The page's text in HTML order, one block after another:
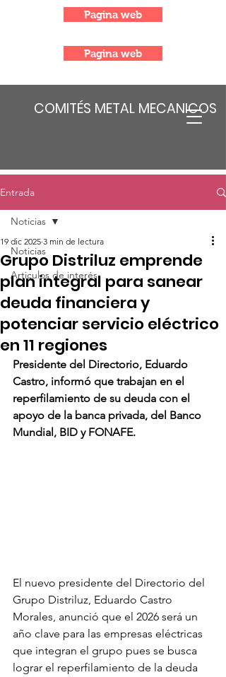
COMITÉS METAL MECANICOS
Pagina web
Pagina web
Entrada
Noticias
Articulos de interés
Noticias
Grupo Distriluz emprende
plan integral para sanear
deuda financiera y
potenciar servicio eléctrico
en 11 regiones
19 dic 2025 3 min de lectura
Presidente del Directorio, Eduardo
Castro, informó que trabajan en el
reperfilamiento de su deuda con el
apoyo de la banca privada, del Banco
Mundial, BID y FONAFE.
El nuevo presidente del Directorio del
Grupo Distriluz, Eduardo Castro
Morales, anunció que el 2026 será un
año clave para las empresas eléctricas
que integran el grupo pues se busca
lograr el reperfilamiento de la deuda